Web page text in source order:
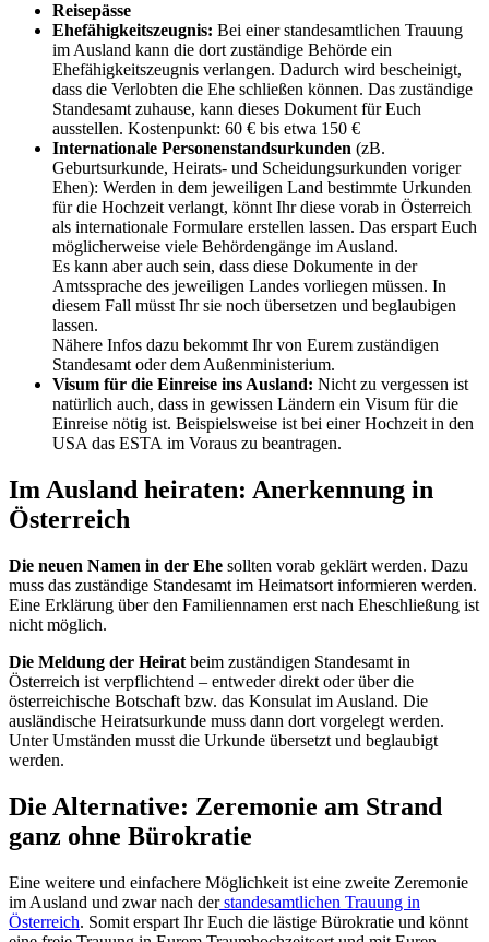
Reisepässe
Ehefähigkeitszeugnis: Bei einer standesamtlichen Trauung
im Ausland kann die dort zuständige Behörde ein
Ehefähigkeitszeugnis verlangen. Dadurch wird bescheinigt,
dass die Verlobten die Ehe schließen können. Das zuständige
Standesamt zuhause, kann dieses Dokument für Euch
ausstellen. Kostenpunkt: 60 € bis etwa 150 €
Internationale Personenstandsurkunden (zB.
Geburtsurkunde, Heirats- und Scheidungsurkunden voriger
Ehen): Werden in dem jeweiligen Land bestimmte Urkunden
für die Hochzeit verlangt, könnt Ihr diese vorab in Österreich
als internationale Formulare erstellen lassen. Das erspart Euch
möglicherweise viele Behördengänge im Ausland.
Es kann aber auch sein, dass diese Dokumente in der
Amtssprache des jeweiligen Landes vorliegen müssen. In
diesem Fall müsst Ihr sie noch übersetzen und beglaubigen
lassen.
Nähere Infos dazu bekommt Ihr von Eurem zuständigen
Standesamt oder dem Außenministerium.
Visum für die Einreise ins Ausland: Nicht zu vergessen ist
natürlich auch, dass in gewissen Ländern ein Visum für die
Einreise nötig ist. Beispielsweise ist bei einer Hochzeit in den
USA das ESTA im Voraus zu beantragen.
Im Ausland heiraten: Anerkennung in
Österreich
Die neuen Namen in der Ehe sollten vorab geklärt werden. Dazu
muss das zuständige Standesamt im Heimatsort informieren werden.
Eine Erklärung über den Familiennamen erst nach Eheschließung ist
nicht möglich.
Die Meldung der Heirat beim zuständigen Standesamt in
Österreich ist verpflichtend – entweder direkt oder über die
österreichische Botschaft bzw. das Konsulat im Ausland. Die
ausländische Heiratsurkunde muss dann dort vorgelegt werden.
Unter Umständen musst die Urkunde übersetzt und beglaubigt
werden.
Die Alternative: Zeremonie am Strand
ganz ohne Bürokratie
Eine weitere und einfachere Möglichkeit ist eine zweite Zeremonie
im Ausland und zwar nach derstandesamtlichen Trauung in
Österreich. Somit erspart Ihr Euch die lästige Bürokratie und könnt